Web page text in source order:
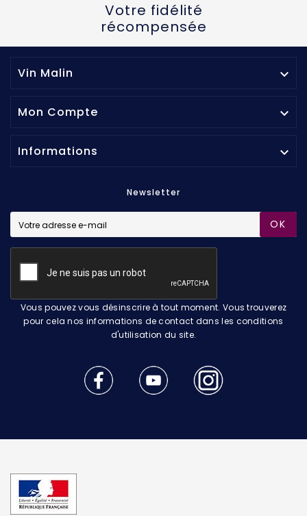
Votre fidélité
récompensée
Vin Malin 
Mon Compte 
Informations 
Newsletter
OK
Vous pouvez vous désinscrire à tout moment. Vous trouverez
pour cela nos informations de contact dans les conditions
d'utilisation du site.